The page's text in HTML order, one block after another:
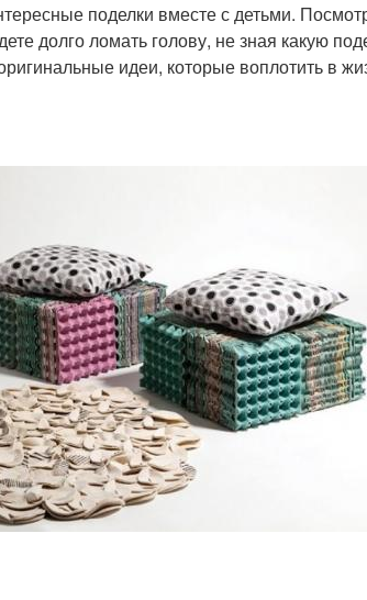
поделки вместе с детьми.
долго ломать голову, не зная какую
идеи, которые воплотить в